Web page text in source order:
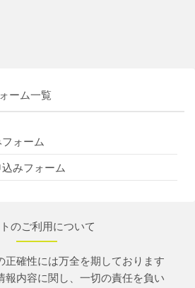
ーム一覧
ォーム
みフォーム
のご利用について
正確性には万全を期しております
報内容に関し、一切の責任を負い